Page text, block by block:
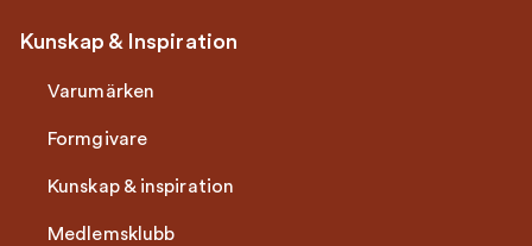
Kunskap & Inspiration
Varumärken
Formgivare
Kunskap & inspiration
Medlemsklubb